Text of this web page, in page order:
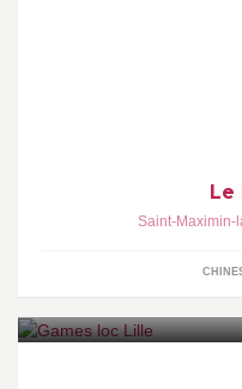
Le
Saint-Maximin-